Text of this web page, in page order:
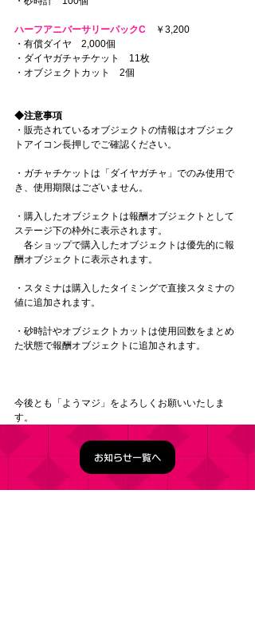
ハーフアニバーサリーパックC ￥3,200
・有償ダイヤ　2,000個
・ダイヤガチャチケット　11枚
・オブジェクトカット　2個
◆注意事項
・販売されているオブジェクトの情報はオブジェク
トアイコン長押しでご確認ください。
・ガチャチケットは「ダイヤガチャ」でのみ使用で
き、使用期限はございません。
・購入したオブジェクトは報酬オブジェクトとして
ステージ下の枠外に表示されます。
各ショップで購入したオブジェクトは優先的に報
酬オブジェクトに表示されます。
・スタミナは購入したタイミングで直接スタミナの
値に追加されます。
・砂時計やオブジェクトカットは使用回数をまとめ
た状態で報酬オブジェクトに追加されます。
今後とも「ようマジ」をよろしくお願いいたしま
す。
お知らせ一覧へ